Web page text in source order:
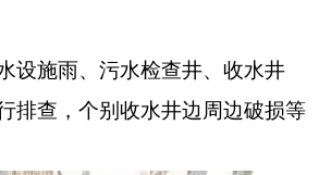
设施雨、污水检查井、收水井
排查，个别收水井边周边破损等